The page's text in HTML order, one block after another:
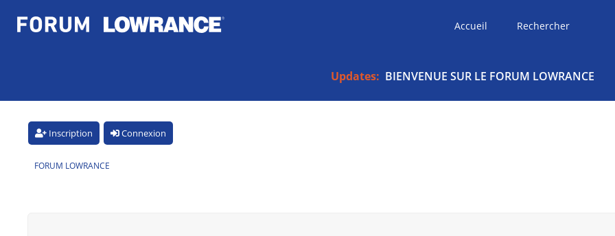
Accueil Rechercher
Updates: BIENVENUE SUR LE FORUM LOWRANCE
Inscription Connexion
FORUM LOWRANCE